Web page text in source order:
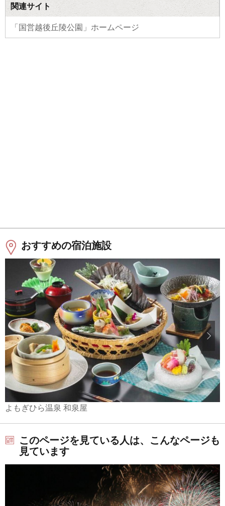
関連サイト
「国営越後丘陵公園」ホームページ
おすすめの宿泊施設
よもぎひら温泉 和泉屋
このページを見ている人は、こんなページも
見ています